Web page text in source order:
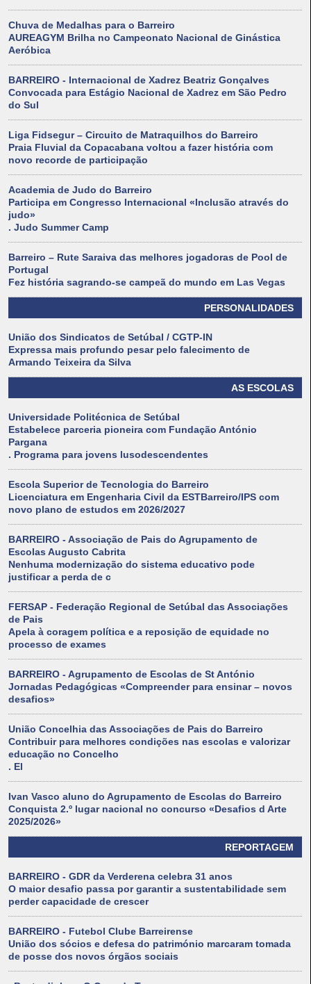
Chuva de Medalhas para o Barreiro
AUREAGYM Brilha no Campeonato Nacional de Ginástica
Aeróbica
BARREIRO - Internacional de Xadrez Beatriz Gonçalves
Convocada para Estágio Nacional de Xadrez em São Pedro
do Sul
Liga Fidsegur – Circuito de Matraquilhos do Barreiro
Praia Fluvial da Copacabana voltou a fazer história com
novo recorde de participação
Academia de Judo do Barreiro
Participa em Congresso Internacional «Inclusão através do
judo»
. Judo Summer Camp
Barreiro – Rute Saraiva das melhores jogadoras de Pool de
Portugal
Fez história sagrando-se campeã do mundo em Las Vegas
PERSONALIDADES
União dos Sindicatos de Setúbal / CGTP-IN
Expressa mais profundo pesar pelo falecimento de
Armando Teixeira da Silva
AS ESCOLAS
Universidade Politécnica de Setúbal
Estabelece parceria pioneira com Fundação António
Pargana
. Programa para jovens lusodescendentes
Escola Superior de Tecnologia do Barreiro
Licenciatura em Engenharia Civil da ESTBarreiro/IPS com
novo plano de estudos em 2026/2027
BARREIRO - Associação de Pais do Agrupamento de
Escolas Augusto Cabrita
Nenhuma modernização do sistema educativo pode
justificar a perda de c
FERSAP - Federação Regional de Setúbal das Associações
de Pais
Apela à coragem política e a reposição de equidade no
processo de exames
BARREIRO - Agrupamento de Escolas de St António
Jornadas Pedagógicas «Compreender para ensinar – novos
desafios»
União Concelhia das Associações de Pais do Barreiro
Contribuir para melhores condições nas escolas e valorizar
educação no Concelho
. El
Ivan Vasco aluno do Agrupamento de Escolas do Barreiro
Conquista 2.º lugar nacional no concurso «Desafios d Arte
2025/2026»
REPORTAGEM
BARREIRO - GDR da Verderena celebra 31 anos
O maior desafio passa por garantir a sustentabilidade sem
perder capacidade de crescer
BARREIRO - Futebol Clube Barreirense
União dos sócios e defesa do património marcaram tomada
de posse dos novos órgãos sociais